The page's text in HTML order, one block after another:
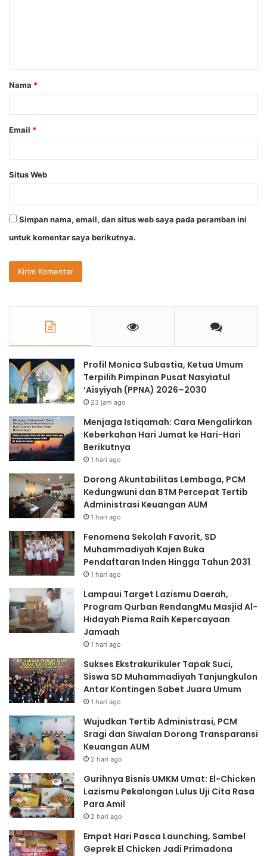
a
r
Nama *
Email *
Situs Web
Simpan nama, email, dan situs web saya pada peramban ini
untuk komentar saya berikutnya.
Profil Monica Subastia, Ketua Umum
Terpilih Pimpinan Pusat Nasyiatul
‘Aisyiyah (PPNA) 2026–2030
23 jam ago
Menjaga Istiqamah: Cara Mengalirkan
Keberkahan Hari Jumat ke Hari-Hari
Berikutnya
1 hari ago
Dorong Akuntabilitas Lembaga, PCM
Kedungwuni dan BTM Percepat Tertib
Administrasi Keuangan AUM
1 hari ago
Fenomena Sekolah Favorit, SD
Muhammadiyah Kajen Buka
Pendaftaran Inden Hingga Tahun 2031
1 hari ago
Lampaui Target Lazismu Daerah,
Program Qurban RendangMu Masjid Al-
Hidayah Pisma Raih Kepercayaan
Jamaah
1 hari ago
Sukses Ekstrakurikuler Tapak Suci,
Siswa SD Muhammadiyah Tanjungkulon
Antar Kontingen Sabet Juara Umum
1 hari ago
Wujudkan Tertib Administrasi, PCM
Sragi dan Siwalan Dorong Transparansi
Keuangan AUM
2 hari ago
Gurihnya Bisnis UMKM Umat: El-Chicken
Lazismu Pekalongan Lulus Uji Cita Rasa
Para Amil
2 hari ago
Empat Hari Pasca Launching, Sambel
Geprek El Chicken Jadi Primadona